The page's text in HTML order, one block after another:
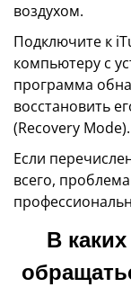
воздухом.
Подключите к
компьютеру с
программа
восстановить
(Recovery Mode).
Если
всего,
В